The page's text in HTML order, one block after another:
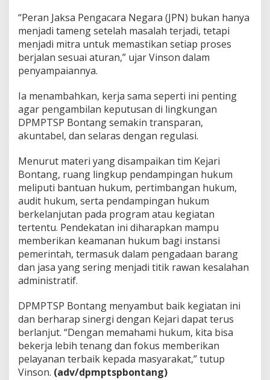
K
e
n
a
l
k
u
m
J
a
h
i
H
u
k
u
m
a
n
“Peran Jaksa Pengacara Negara (JPN) bukan hanya
menjadi tameng setelah masalah terjadi, tetapi
menjadi mitra untuk memastikan setiap proses
berjalan sesuai aturan,” ujar Vinson dalam
penyampaiannya.
Ia menambahkan, kerja sama seperti ini penting
agar pengambilan keputusan di lingkungan
DPMPTSP Bontang semakin transparan,
akuntabel, dan selaras dengan regulasi.
Menurut materi yang disampaikan tim Kejari
Bontang, ruang lingkup pendampingan hukum
meliputi bantuan hukum, pertimbangan hukum,
audit hukum, serta pendampingan hukum
berkelanjutan pada program atau kegiatan
tertentu. Pendekatan ini diharapkan mampu
memberikan keamanan hukum bagi instansi
pemerintah, termasuk dalam pengadaan barang
dan jasa yang sering menjadi titik rawan kesalahan
administratif.
DPMPTSP Bontang menyambut baik kegiatan ini
dan berharap sinergi dengan Kejari dapat terus
berlanjut. “Dengan memahami hukum, kita bisa
bekerja lebih tenang dan fokus memberikan
pelayanan terbaik kepada masyarakat,” tutup
Vinson. (adv/dpmptspbontang)